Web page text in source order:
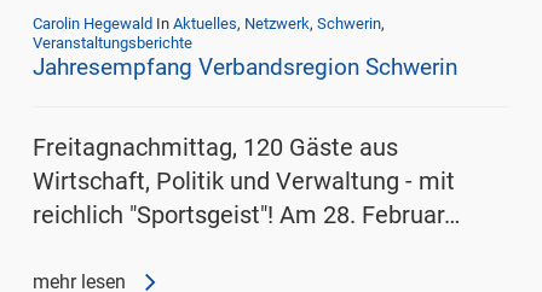
Carolin Hegewald In Aktuelles, Netzwerk, Schwerin,
Veranstaltungsberichte
Jahresempfang Verbandsregion Schwerin
Freitagnachmittag, 120 Gäste aus
Wirtschaft, Politik und Verwaltung - mit
reichlich "Sportsgeist"! Am 28. Februar…
mehr lesen